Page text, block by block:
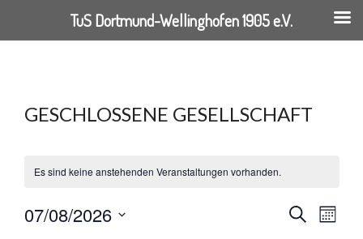
GESCHLOSSENE GESELLSCHAFT
Es sind keine anstehenden Veranstaltungen vorhanden.
Suche
Monat
07/08/2026
TuS Dortmund-Wellinghofen 1905 e.V.